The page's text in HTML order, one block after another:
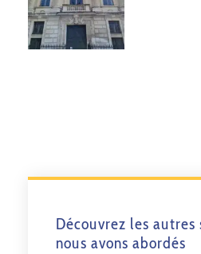
Découvrez les autres
nous avons abordés